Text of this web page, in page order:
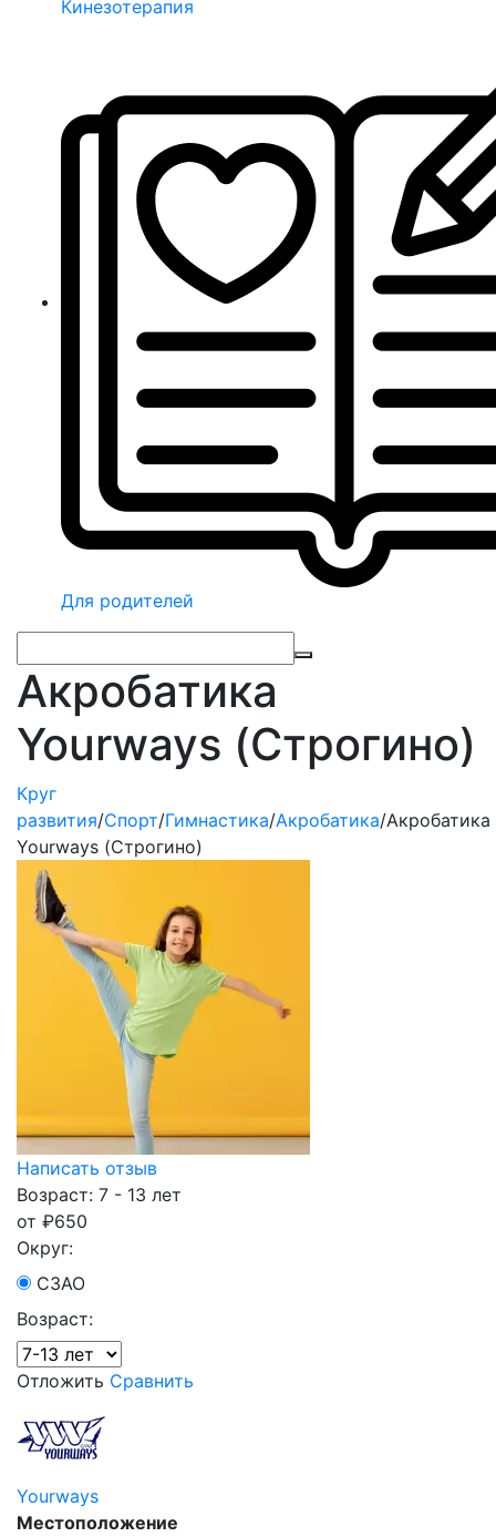
Кинезотерапия
Для родителей
Акробатика
Yourways (Строгино)
Круг
развития/Спорт/Гимнастика/Акробатика/Акробатика
Yourways (Строгино)
Написать отзыв
Возраст: 7 - 13 лет
от ₽650
Округ:
СЗАО
Возраст:
Отложить Сравнить
Yourways
Местоположение